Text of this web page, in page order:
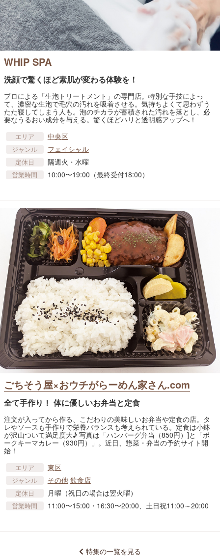
WHIP SPA
洗顔で驚くほど素肌が変わる体験を！
プロによる「生泡トリートメント」の専門店。特別な手技によっ
て、濃密な生泡で毛穴の汚れを吸着させる。気持ちよくて思わずう
たた寝してしまう人も。泡のチカラが蓄積された汚れを落とし、必
要なうるおい成分を与える。驚くほどハリと透明感アップへ！
エリア 中央区
ジャンル フェイシャル
定休日 隔週火・水曜
営業時間 10:00〜19:00（最終受付18:00）
ごちそう屋×おウチがらーめん家さん.com
全て手作り！ 体に優しいお弁当と定食
注文が入ってから作る、こだわりの美味しいお弁当や定食の店。タ
レやソースも手作りで栄養バランスも考えられている。定食は小鉢
が沢山ついて満足度大♪ 写真は「ハンバーグ弁当（850円）]と「ポ
ークキーマカレー（930円）」。近日、惣菜・弁当の予約サイト開
始！
エリア 東区
ジャンル その他 飲食店
定休日 月曜（祝日の場合は翌火曜）
営業時間 11:00〜15:00・16:30〜20:00、土日祝11:00～20:00
特集の一覧を見る